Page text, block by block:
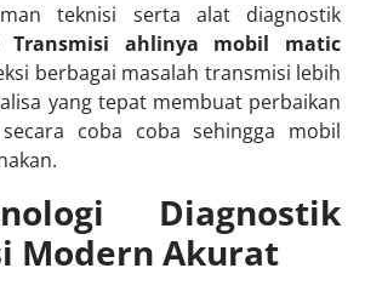
teknisi serta alat diagnostik
Transmisi ahlinya mobil matic
berbagai masalah transmisi lebih
yang tepat membuat perbaikan
coba coba sehingga mobil
Diagnostik
Modern Akurat